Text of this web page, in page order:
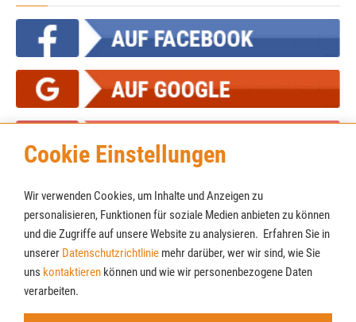
Cookie Einstellungen
Wir verwenden Cookies, um Inhalte und Anzeigen zu
personalisieren, Funktionen für soziale Medien anbieten zu können
und die Zugriffe auf unsere Website zu analysieren. Erfahren Sie in
unserer Datenschutzrichtlinie mehr darüber, wer wir sind, wie Sie
uns kontaktieren können und wie wir personenbezogene Daten
verarbeiten.
Cookies
Newsletter
AGB